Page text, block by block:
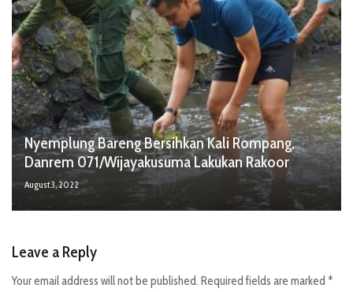
Nyemplung Bareng Bersihkan Kali Rompang,
Danrem 071/Wijayakusuma Lakukan Rakoor
August 3, 2022
Leave a Reply
Your email address will not be published. Required fields are marked *